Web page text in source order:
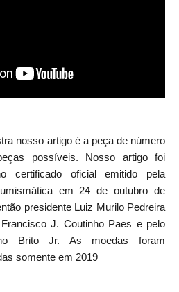
nosso artigo é a peça de número
possíveis. Nosso artigo foi
certificado oficial emitido pela
em 24 de outubro de
presidente Luiz Murilo Pedreira
J. Coutinho Paes e pelo
Brito Jr. As moedas foram
somente em 2019